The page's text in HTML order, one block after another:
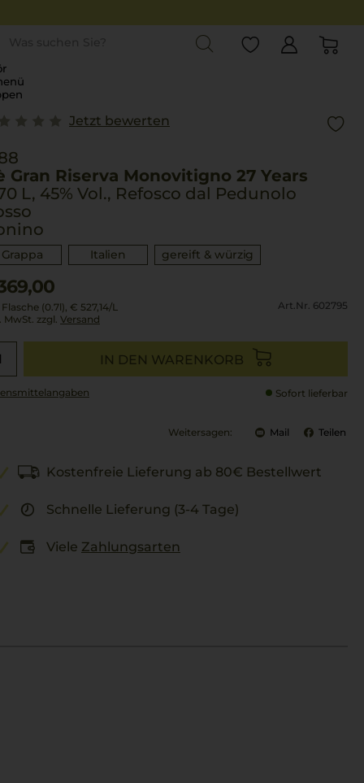
Jetzt bewerten
Gran Riserva Monovitigno 27 Years
L, 45% Vol., Refosco dal Pedunolo
Grappa Italien gereift & würzig
(0.7l), € 527,14/L
MwSt. zzgl. Versand
Art.Nr. 602795
IN DEN WARENKORB
Sofort lieferbar
Weitersagen: Mail Teilen
Kostenfreie Lieferung ab 80€ Bestellwert
Schnelle Lieferung (3-4 Tage)
Viele Zahlungsarten